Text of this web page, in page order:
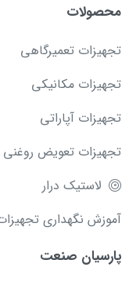
محصولات
تجهیزات تعمیرگاهی
تجهیزات مکانیکی
تجهیزات آپاراتی
تجهیزات تعویض روغنی
لاستیک درار
آموزش نگهداری
پارسیان صنعت